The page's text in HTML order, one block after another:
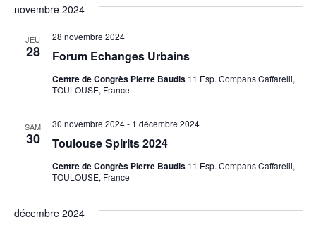
vues
une
date.
novembre 2024
JEU
28 Forum Echanges Urbains
28 novembre 2024
Centre de Congrès Pierre Baudis 11 Esp. Compans Caffarelli,
TOULOUSE, France
SAM
30 Toulouse Spirits 2024
30 novembre 2024- 1 décembre 2024
Centre de Congrès Pierre Baudis 11 Esp. Compans Caffarelli,
TOULOUSE, France
décembre 2024